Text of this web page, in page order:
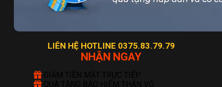
LIÊN HỆ HOTLINE 0375.83.79.79
NHẬN NGAY